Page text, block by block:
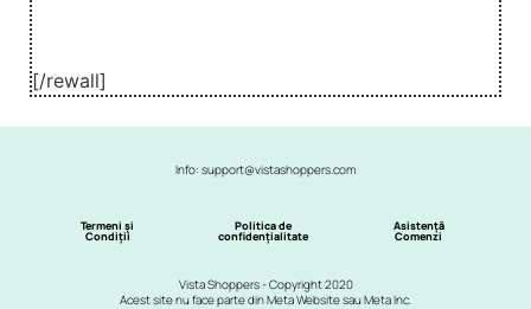
[/rewall]
Info: support@vistashoppers.com
Termeni și
Condiții
Politica de
confidențialitate
Asistență
Comenzi
Vista Shoppers - Copyright 2020
Acest site nu face parte din Meta Website sau Meta Inc.